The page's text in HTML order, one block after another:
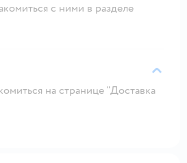
с ними в разделе
на странице "Доставка